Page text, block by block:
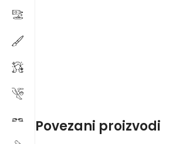
Povezani proizvodi